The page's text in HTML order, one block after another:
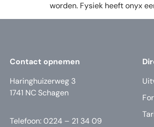
worden. Fysiek heeft onyx
Contact opnemen
Haringhuizerweg 3
1741 NC Schagen
Telefoon: 0224 – 21 34 09